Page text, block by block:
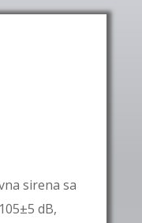
sirena sa
dB,